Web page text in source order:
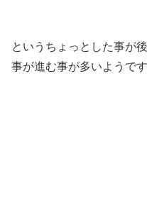
というちょっとした事が
事が進む事が多いようです